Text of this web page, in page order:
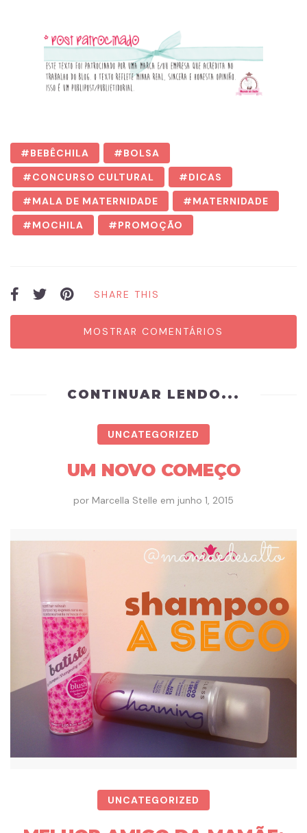
BEBÊCHILA
BOLSA
CONCURSO CULTURAL
DICAS
MALA DE MATERNIDADE
MATERNIDADE
MOCHILA
PROMOÇÃO
SHARE THIS
MOSTRAR COMENTÁRIOS
CONTINUAR LENDO...
UNCATEGORIZED
UM NOVO COMEÇO
por Marcella Stelle em junho 1, 2015
UNCATEGORIZED